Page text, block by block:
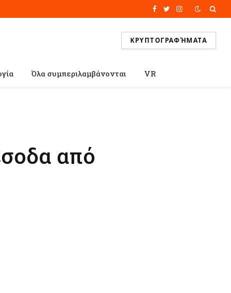
Facebook
TwitterInstagram
ΚΡΥΠΤΟΓΡΑΦΉΜΑΤΑ
Όλα συμπεριλαμβάνονται VR
από